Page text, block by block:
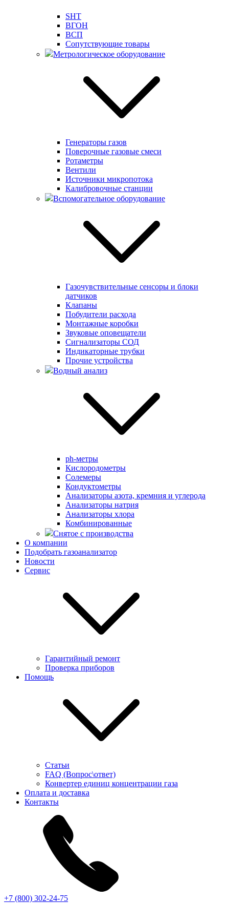
SHT
ВГОН
ВСП
Сопутствующие товары
Метрологическое оборудование
Генераторы газов
Поверочные газовые смеси
Ротаметры
Вентили
Источники микропотока
Калибровочные станции
Вспомогательное оборудование
Газочувствительные сенсоры и блоки
датчиков
Клапаны
Побудители расхода
Монтажные коробки
Звуковые оповещатели
Сигнализаторы СОД
Индикаторные трубки
Прочие устройства
Водный анализ
ph-метры
Кислородометры
Солемеры
Кондуктометры
Анализаторы азота, кремния и углерода
Анализаторы натрия
Анализаторы хлора
Комбинированные
Снятое с производства
О компании
Подобрать газоанализатор
Новости
Сервис
Гарантийный ремонт
Проверка приборов
Помощь
Статьи
FAQ (Вопрос\ответ)
Конвертер единиц концентрации газа
Оплата и доставка
Контакты
+7 (800) 302-24-75